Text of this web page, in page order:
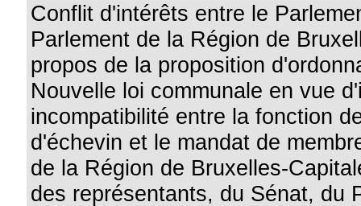
Conflit d'intérêts entre le
Parlement de la Région de
propos de la proposition
Nouvelle loi communale en vue
incompatibilité entre la fonction
d'échevin et le mandat de
de la Région de Bruxelles-
des représentants, du Sénat, du